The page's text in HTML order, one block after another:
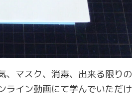
、マスク、消毒、出来る限り
イン動画にて学んでいただけ